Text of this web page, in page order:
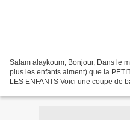
Salam alaykoum, Bonjour, Dans le
plus les enfants aiment) que la
LES ENFANTS Voici une coupe de